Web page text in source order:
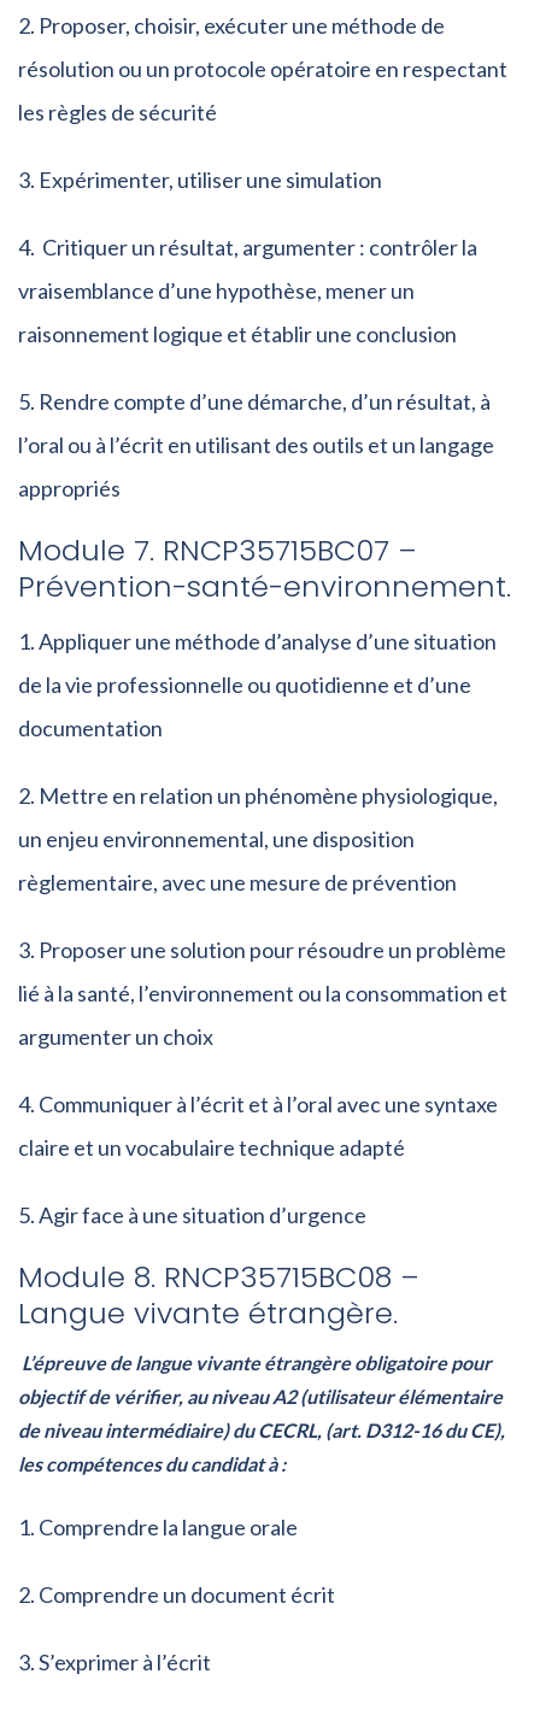
Proposer, choisir, exécuter une méthode de
résolution ou un protocole opératoire en respectant
les règles de sécurité
Expérimenter, utiliser une simulation
Critiquer un résultat, argumenter : contrôler la
vraisemblance d’une hypothèse, mener un
raisonnement logique et établir une conclusion
Rendre compte d’une démarche, d’un résultat, à
l’oral ou à l’écrit en utilisant des outils et un langage
appropriés
Module 7. RNCP35715BC07 –
Prévention-santé-environnement.
Appliquer une méthode d’analyse d’une situation
de la vie professionnelle ou quotidienne et d’une
documentation
Mettre en relation un phénomène physiologique,
un enjeu environnemental, une disposition
règlementaire, avec une mesure de prévention
Proposer une solution pour résoudre un problème
lié à la santé, l’environnement ou la consommation et
argumenter un choix
Communiquer à l’écrit et à l’oral avec une syntaxe
claire et un vocabulaire technique adapté
Agir face à une situation d’urgence
Module 8. RNCP35715BC08 –
Langue vivante étrangère.
L’épreuve de langue vivante étrangère obligatoire pour
objectif de vérifier, au niveau A2 (utilisateur élémentaire
de niveau intermédiaire) du CECRL, (art. D312-16 du CE),
les compétences du candidat à :
Comprendre la langue orale
Comprendre un document écrit
S’exprimer à l’écrit